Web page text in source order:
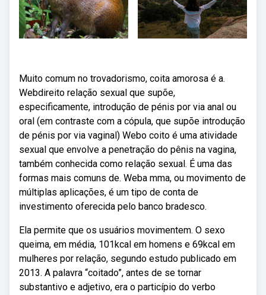
Muito comum no trovadorismo, coita amorosa é a.
Webdireito relação sexual que supõe,
especificamente, introdução de pénis por via anal ou
oral (em contraste com a cópula, que supõe introdução
de pénis por via vaginal) Webo coito é uma atividade
sexual que envolve a penetração do pênis na vagina,
também conhecida como relação sexual. É uma das
formas mais comuns de. Weba mma, ou movimento de
múltiplas aplicações, é um tipo de conta de
investimento oferecida pelo banco bradesco.
Ela permite que os usuários movimentem. O sexo
queima, em média, 101kcal em homens e 69kcal em
mulheres por relação, segundo estudo publicado em
2013. A palavra “coitado”, antes de se tornar
substantivo e adjetivo, era o particípio do verbo